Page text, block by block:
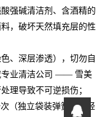
强碱清洁剂、含酒精的
，破坏天然填充层的性
、深层渗透），切勿自
专业清洁公司 —— 雪美
理导致不可逆损伤；
（独立袋装弹簧款可轻